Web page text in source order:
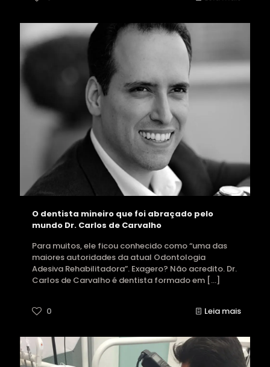
O dentista mineiro que foi abraçado pelo
mundo Dr. Carlos de Carvalho
Para muitos, ele ficou conhecido como “uma das
maiores autoridades da atual Odontologia
Adesiva Rehabilitadora”. Exagero? Não acredito. Dr.
Carlos de Carvalho é dentista formado em […]
0 Leia mais